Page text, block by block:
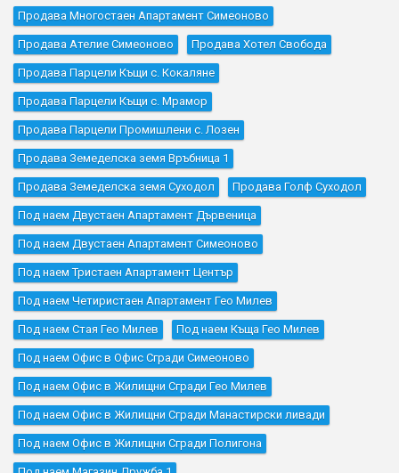
Продава Многостаен Апартамент Симеоново
Продава Ателие Симеоново Продава Хотел Свобода
Продава Парцели Къщи с. Кокаляне
Продава Парцели Къщи с. Мрамор
Продава Парцели Промишлени с. Лозен
Продава Земеделска земя Връбница 1
Продава Земеделска земя Суходол Продава Голф Суходол
Под наем Двустаен Апартамент Дървеница
Под наем Двустаен Апартамент Симеоново
Под наем Тристаен Апартамент Център
Под наем Четиристаен Апартамент Гео Милев
Под наем Стая Гео Милев Под наем Къщa Гео Милев
Под наем Офис в Офис Сгради Симеоново
Под наем Офис в Жилищни Сгради Гео Милев
Под наем Офис в Жилищни Сгради Манастирски ливади
Под наем Офис в Жилищни Сгради Полигона